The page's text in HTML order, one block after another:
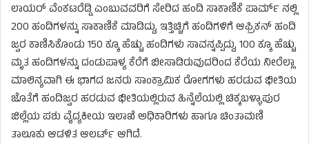
ಲಾಯರ್ ವೆಂಕಟರೆಡ್ಡಿ ಎಂಬುವವರಿಗೆ ಸೇರಿದ ಹಂದಿ ಸಾಕಾಣಿಕೆ ಪಾರ್ಮ್ ನಲ್ಲಿ
200 ಹಂದಿಗಳನ್ನು ಸಾಕಾಣಿಕೆ ಮಾಡಿದ್ದು, ಇತ್ತಿಚ್ಚಿಗೆ ಹಂದಿಗಳಿಗೆ ಆಫ್ರಿಕನ್ ಹಂದಿ
ಜ್ವರ ಕಾಣಿಸಿಕೊಂಡು 150 ಕ್ಕೂ ಹೆಚ್ಚು ಹಂದಿಗಳು ಸಾವನ್ನಪ್ಪಿದ್ದು, 100 ಕ್ಕೂ ಹೆಚ್ಚು
ಮೃತ ಹಂದಿಗಳನ್ನು ದಂಡುಪಾಳ್ಯ ಕೆರೆಗೆ ಬೀಸಾಡಿರುವುದರಿಂದ ಕೆರೆಯ ನೀರೆಲ್ಲಾ
ಮಾಲಿನ್ಯವಾಗಿ ಈ‌ ಭಾಗದ ಜನರು‌ ಸಾಂಕ್ರಾಮಿಕ ರೋಗಗಳು ಹರಡುವ ಭೀತಿಯ
ಜೊತೆಗೆ ಹಂದಿ‌ಜ್ವರ ಹರಡುವ ಭೀತಿಯಲ್ಲಿರುವ ಹಿನ್ನೆಲೆಯಲ್ಲಿ ಚಿಕ್ಕಬಳ್ಳಾಪುರ
ಜಿಲ್ಲೆಯ ಪಶು ವೈದ್ಯಕೀಯ ಇಲಾಖೆ ಅಧಿಕಾರಿಗಳು ಹಾಗೂ ಚಿಂತಾಮಣಿ
ತಾಲೂಕು ಆಡಳಿತ ಆಲರ್ಟ್ ಆಗಿದೆ.